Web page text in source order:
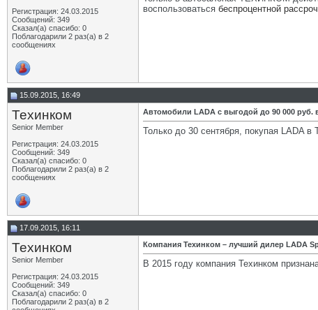
Регистрация: 24.03.2015
Сообщений: 349
Сказал(а) спасибо: 0
Поблагодарили 2 раз(а) в 2
сообщениях
воспользоваться беспроцентной
15.09.2015, 16:49
Техинком
Senior Member
Регистрация: 24.03.2015
Сообщений: 349
Сказал(а) спасибо: 0
Поблагодарили 2 раз(а) в 2
сообщениях
Автомобили LADA с выгодой до 90 000 руб.
Только до 30 сентября, покупая LADA
17.09.2015, 16:11
Техинком
Senior Member
Регистрация: 24.03.2015
Сообщений: 349
Сказал(а) спасибо: 0
Поблагодарили 2 раз(а) в 2
Компания Техинком – лучший дилер LADA
В 2015 году компания Техинком